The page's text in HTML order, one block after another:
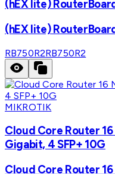
(hEX lite)
(hEX lite)
RB750R2RB750R2
MIKROTIK
Cloud Core Router
Gigabit, 4 SFP+ 10G
Cloud Core Router